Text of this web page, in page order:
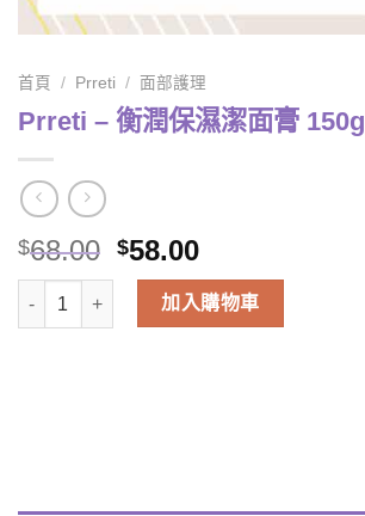
首頁 / Prreti / 面部護理
Prreti – 衡潤保濕潔面膏 150g
$68.00 Original
price
was:
$68.00.
$58.00Current
price
is:
$58.00.
Prreti - 衡潤保濕潔面膏 150g 數量
加入購物車